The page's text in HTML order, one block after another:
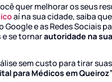
quer melhorar os seus
aí na sua cidade, saiba
e as Redes Sociais
e se tornarautoridade na
sem custo para tirar
para Médicos em Queiroz”